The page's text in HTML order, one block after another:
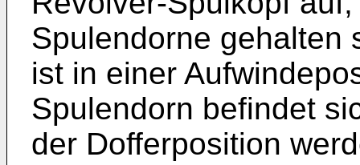
Spulendorne gehalten
ist in einer
Spulendorn befindet
der Dofferposition